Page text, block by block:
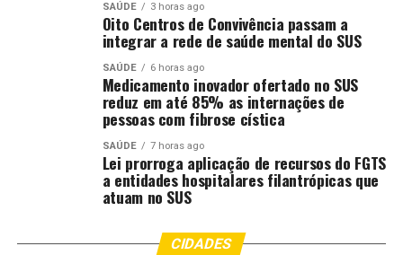
enviado diretamente aos celulares da população. “Teve
um alerta da Defesa Civil Nacional no celular de todo
mundo. Foi uma forte chuva, muito volume de água em
curto espaço de tempo. O alerta escrevia para evitar
passar por regiões alagadas. O volume de água foi maior
que a capacidade de drenagem das regiões”, afirmou. Ele
ainda reforçou que moradores de margens de córregos e
áreas de pântano devem redobrar os cuidados e evitar
atravessar trechos alagados.
da chuva acima do normal, que motivou o alerta severo
SAÚDE 3 horas ago
Oito Centros de Convivência passam a
integrar a rede de saúde mental do SUS
SAÚDE 6 horas ago
Medicamento inovador ofertado no SUS
reduz em até 85% as internações de
pessoas com fibrose cística
SAÚDE 7 horas ago
Lei prorroga aplicação de recursos do FGTS
a entidades hospitalares filantrópicas que
atuam no SUS
CIDADES